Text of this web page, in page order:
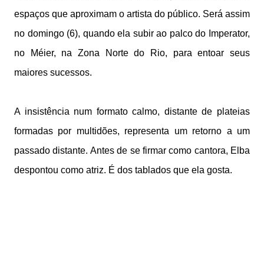
espaços que aproximam o artista do público. Será assim
no domingo (6), quando ela subir ao palco do Imperator,
no Méier, na Zona Norte do Rio, para entoar seus
maiores sucessos.
A insistência num formato calmo, distante de plateias
formadas por multidões, representa um retorno a um
passado distante. Antes de se firmar como cantora, Elba
despontou como atriz. É dos tablados que ela gosta.